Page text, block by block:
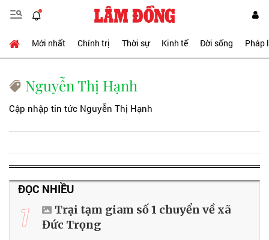
Mới nhất Chính trị Thời sự Kinh tế Đời sống Pháp
Nguyễn Thị Hạnh
Cập nhập tin tức Nguyễn Thị Hạnh
ĐỌC NHIỀU
1
Trại tạm giam số 1 chuyển về xã
Đức Trọng